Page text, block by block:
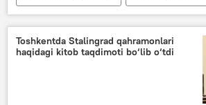
tabrik
Siyosat O‘zbekiston
Toshkentda Stalingrad qahramonlari
haqidagi kitob taqdimoti bo‘lib o‘tdi